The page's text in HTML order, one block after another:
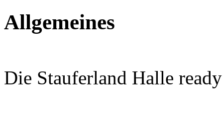
Allgemeines
Die Stauferland Halle